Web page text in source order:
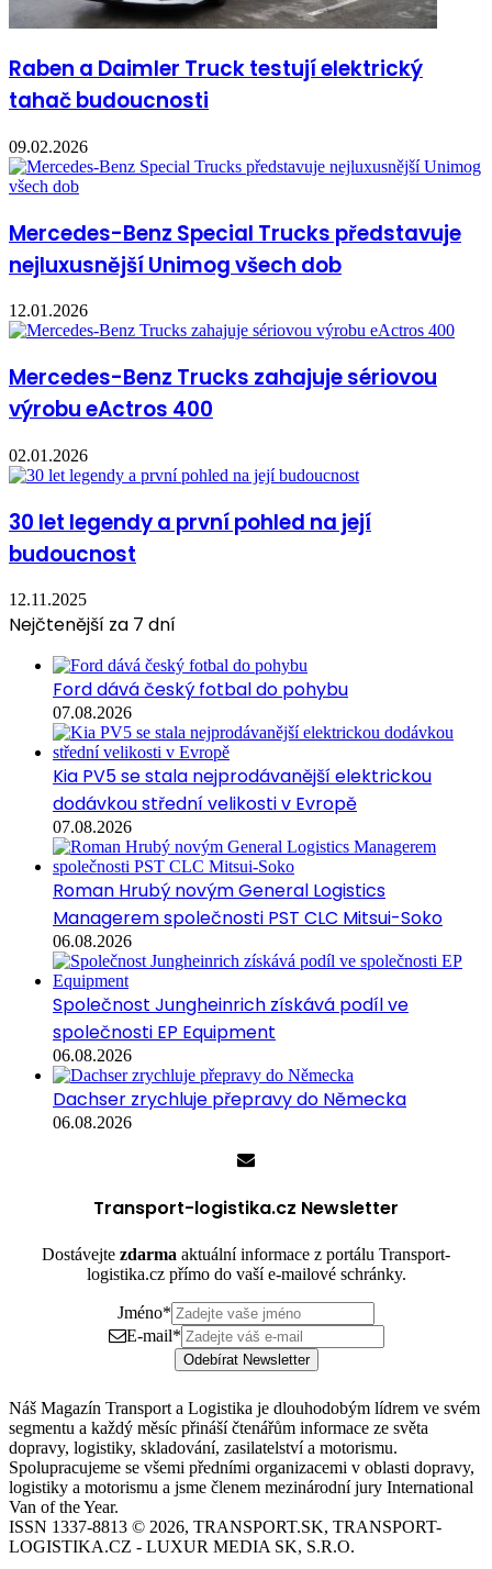
Raben a Daimler Truck testují elektrický
tahač budoucnosti
09.02.2026
Mercedes-Benz Special Trucks představuje
nejluxusnější Unimog všech dob
12.01.2026
Mercedes-Benz Trucks zahajuje sériovou
výrobu eActros 400
02.01.2026
30 let legendy a první pohled na její
budoucnost
12.11.2025
Nejčtenější za 7 dní
Ford dává český fotbal do pohybu
07.08.2026
Kia PV5 se stala nejprodávanější elektrickou
dodávkou střední velikosti v Evropě
07.08.2026
Roman Hrubý novým General Logistics
Managerem společnosti PST CLC Mitsui-Soko
06.08.2026
Společnost Jungheinrich získává podíl ve
společnosti EP Equipment
06.08.2026
Dachser zrychluje přepravy do Německa
06.08.2026
Transport-logistika.cz Newsletter
Dostávejte zdarma aktuální informace z portálu Transport-
logistika.cz přímo do vaší e-mailové schránky.
Jméno*
E-mail*
Odebírat Newsletter
Náš Magazín Transport a Logistika je dlouhodobým lídrem ve svém
segmentu a každý měsíc přináší čtenářům informace ze světa
dopravy, logistiky, skladování, zasilatelství a motorismu.
Spolupracujeme se všemi předními organizacemi v oblasti dopravy,
logistiky a motorismu a jsme členem mezinárodní jury International
Van of the Year.
ISSN 1337-8813 © 2026, TRANSPORT.SK, TRANSPORT-
LOGISTIKA.CZ - LUXUR MEDIA SK, S.R.O.